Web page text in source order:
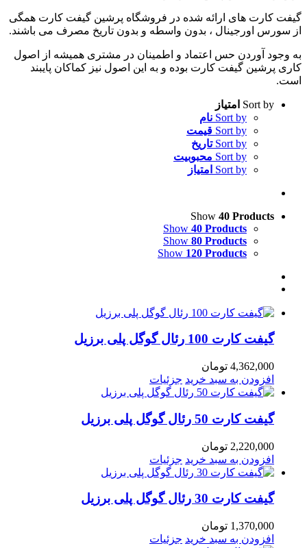
گیفت‌ کارت‌ های ارائه شده در فروشگاه پرشین گیفت کارت همگی
از سورس اورجینال ، بدون واسطه و بدون تاریخ مصرف می ‌باشند.
به وجود آوردن حس اعتماد و اطمینان در مشتری همیشه از اصول
کاری پرشین گیفت کارت بوده و به این اصول نیز کماکان پایبند
است.
Sort by امتیاز
Sort by نام
Sort by قیمت
Sort by تاریخ
Sort by محبوبیت
Sort by امتیاز
Show 40 Products
Show 40 Products
Show 80 Products
Show 120 Products
گیفت کارت 100 رئال گوگل پلی برزیل
4,362,000 تومان
افزودن به سبد خرید جزئیات
گیفت کارت 50 رئال گوگل پلی برزیل
2,220,000 تومان
افزودن به سبد خرید جزئیات
گیفت کارت 30 رئال گوگل پلی برزیل
1,370,000 تومان
افزودن به سبد خرید جزئیات